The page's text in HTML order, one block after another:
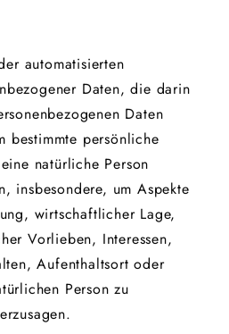
automatisierten
Daten, die darin
Daten
bestimmte persönliche
natürliche Person
insbesondere, um Aspekte
wirtschaftlicher Lage,
Vorlieben, Interessen,
Aufenthaltsort oder
Person zu